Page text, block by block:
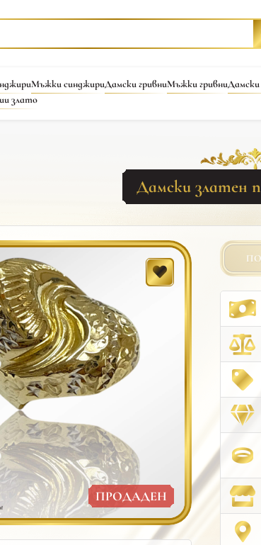
Мъжки синджириДамски гривниМъжки гривниДамски
злато
Дамски златен
ПРОДАДЕН